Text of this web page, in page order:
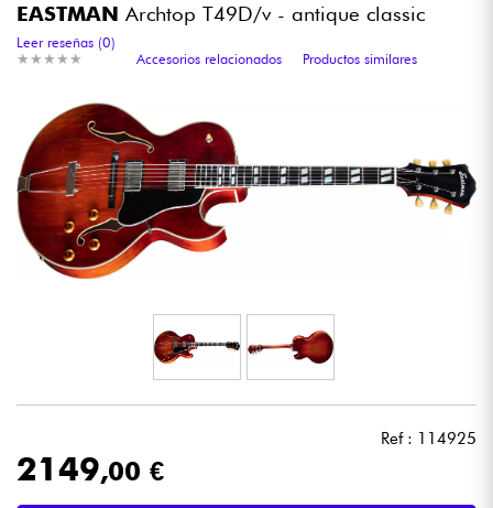
Ampli & Efectos
Sintetizadores & samplers
Grabación
Auriculares
EASTMAN Archtop T49D/v - antique classic
★ ★ ★ ★ ★
★ ★ ★ ★ ★
Leer reseñas (0)
Accesorios relacionados
Productos similares
Ref : 114925
2149,00 €